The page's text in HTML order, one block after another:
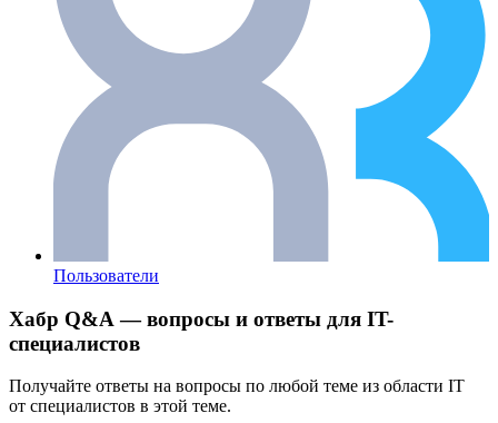
Пользователи
Хабр Q&A — вопросы и ответы для IT-
специалистов
Получайте ответы на вопросы по любой теме из области IT
от специалистов в этой теме.